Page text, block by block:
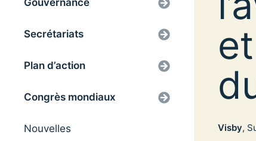
Secrétariats
Plan d’action
Congrès mondiaux
Nouvelles
Visby,